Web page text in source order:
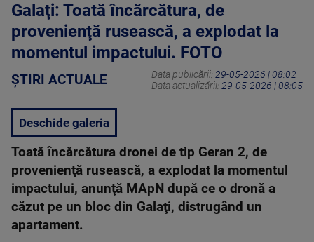
Galaţi: Toată încărcătura, de
provenienţă rusească, a explodat la
momentul impactului. FOTO
ȘTIRI ACTUALE Data publicării: 29-05-2026 | 08:02
Data actualizării: 29-05-2026 | 08:05
Deschide galeria
Toată încărcătura dronei de tip Geran 2, de
provenienţă rusească, a explodat la momentul
impactului, anunţă MApN după ce o dronă a
căzut pe un bloc din Galaţi, distrugând un
apartament.